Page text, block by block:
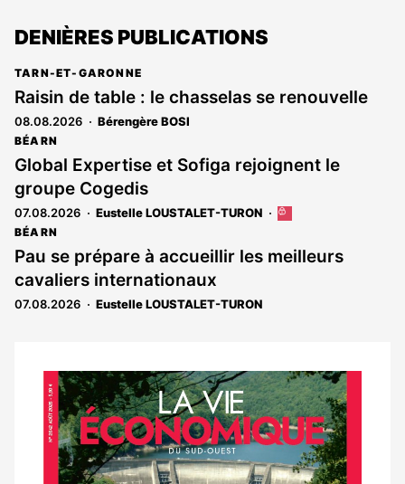
DENIÈRES PUBLICATIONS
TARN-ET-GARONNE
Raisin de table : le chasselas se renouvelle
08.08.2026 Bérengère BOSI
BÉARN
Global Expertise et Sofiga rejoignent le
groupe Cogedis
07.08.2026 Eustelle LOUSTALET-TURON
Cet
est
réservé
BÉARN
Pau se prépare à accueillir les meilleurs
cavaliers internationaux
07.08.2026 Eustelle LOUSTALET-TURON
Notre
dernier
magazine